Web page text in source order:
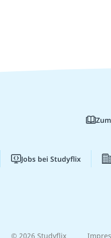
Jobs bei Studyflix
© 2026 Studyflix